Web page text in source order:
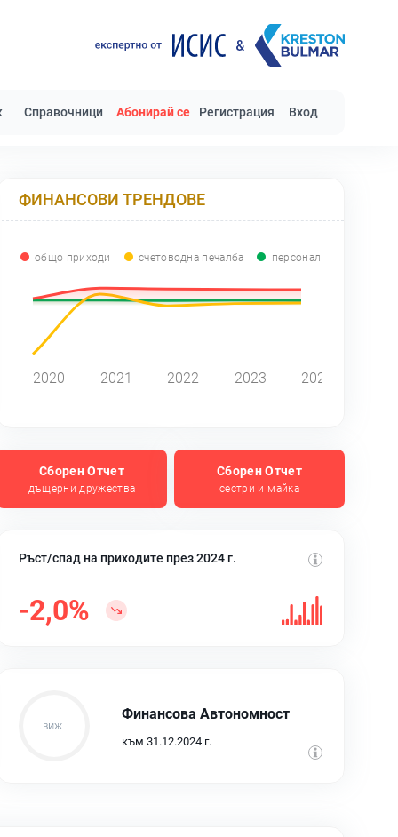
Справочници Абонирай се Регистрация Вход
ФИНАНСОВИ ТРЕНДОВЕ
общо приходи счетоводна печалба персонал
2020 2021 2022 2023 2024
Сборен Отчет
дъщерни дружества
Сборен Отчет
сестри и майка
Ръст/спад на приходите през 2024 г.
-2,0%
Финансова Автономност
към 31.12.2024 г.